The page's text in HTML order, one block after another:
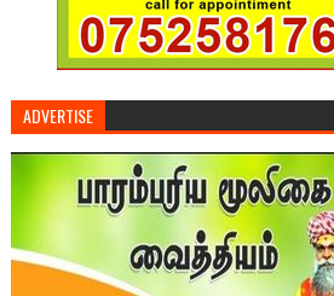
ADVERTISE